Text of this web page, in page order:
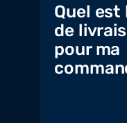
Quel est
de
pour ma